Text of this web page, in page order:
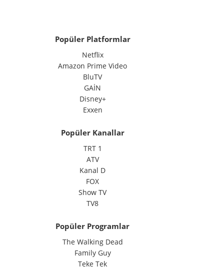
Popüler Platformlar
Netflix
Amazon Prime Video
BluTV
GAİN
Disney+
Exxen
Popüler Kanallar
TRT 1
ATV
Kanal D
FOX
Show TV
TV8
Popüler Programlar
The Walking Dead
Family Guy
Teke Tek